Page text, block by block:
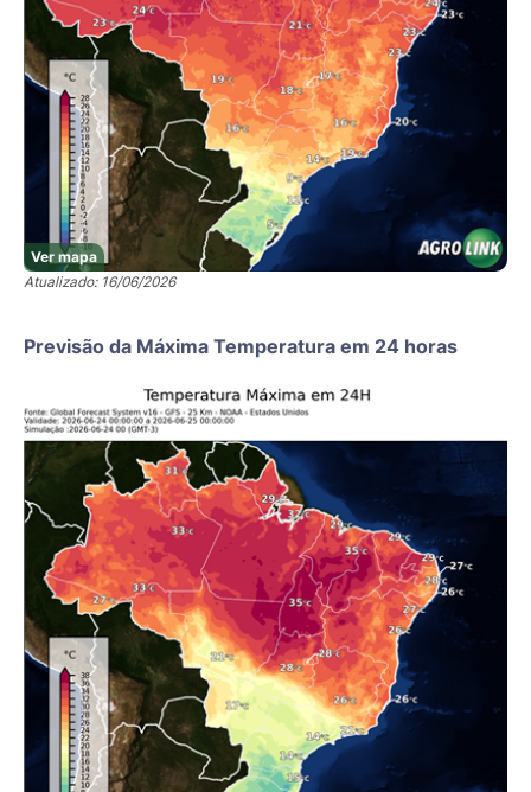
Ver mapa
Atualizado: 16/06/2026
Previsão da Máxima Temperatura em 24 horas